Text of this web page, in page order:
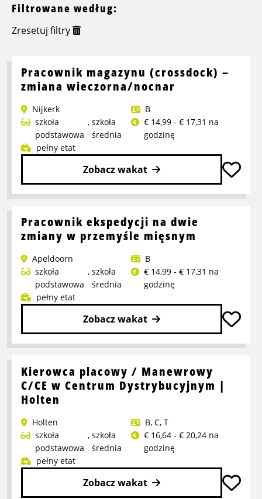
Filtrowane według:
Zresetuj filtry
Pracownik magazynu (crossdock) –
zmiana wieczorna/nocnar
Nijkerk
B
szkoła
podstawowa
, szkoła
średnia
€ 14,99 - € 17,31 na
godzinę
pełny etat
Zobacz wakat
Przeczytaj
o
Pracownik
magazynu
(crossdock)
–
zmiana
wieczorna/nocnar
Pracownik ekspedycji na dwie
zmiany w przemyśle mięsnym
Apeldoorn
B
szkoła
podstawowa
, szkoła
średnia
€ 14,99 - € 17,31 na
godzinę
pełny etat
Zobacz wakat
Przeczytaj
o
Pracownik
ekspedycji
dwie
zmiany
przemyśle
Kierowca placowy / Manewrowy
C/CE w Centrum Dystrybucyjnym |
Holten
Holten B, C, T
szkoła
podstawowa
, szkoła
średnia
€ 16,64 - € 20,24 na
godzinę
pełny etat
Zobacz wakat